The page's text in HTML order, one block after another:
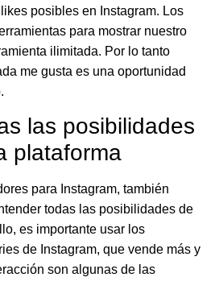
posibles en Instagram. Los
para mostrar nuestro
ilimitada. Por lo tanto
me gusta es una oportunidad
las posibilidades
plataforma
para Instagram, también
todas las posibilidades de
es importante usar los
de Instagram, que vende más y
son algunas de las